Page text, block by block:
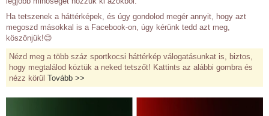
Ha tetszenek a háttérképek, és úgy gondolod megér annyit, hogy azt
megoszd másokkal is a Facebook-on, úgy kérünk tedd azt meg,
köszönjük!😊
Nézd meg a több száz sportkocsi háttérkép válogatásunkat is, biztos,
hogy megtalálod köztük a neked tetszőt! Kattints az alábbi gombra és
nézz körül Tovább >>